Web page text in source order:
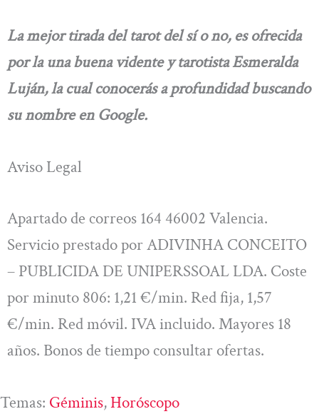
La mejor tirada del tarot del sí o no, es ofrecida
por la una buena vidente y tarotista Esmeralda
Luján, la cual conocerás a profundidad buscando
su nombre en Google.
Aviso Legal
Apartado de correos 164 46002 Valencia.
Servicio prestado por ADIVINHA CONCEITO
– PUBLICIDA DE UNIPERSSOAL LDA. Coste
por minuto 806: 1,21 €/min. Red fija, 1,57
€/min. Red móvil. IVA incluido. Mayores 18
años. Bonos de tiempo consultar ofertas.
Temas: Géminis, Horóscopo